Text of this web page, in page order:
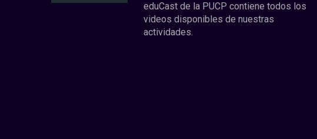
eduCast de la PUCP contiene todos los
videos disponibles de nuestras
actividades.